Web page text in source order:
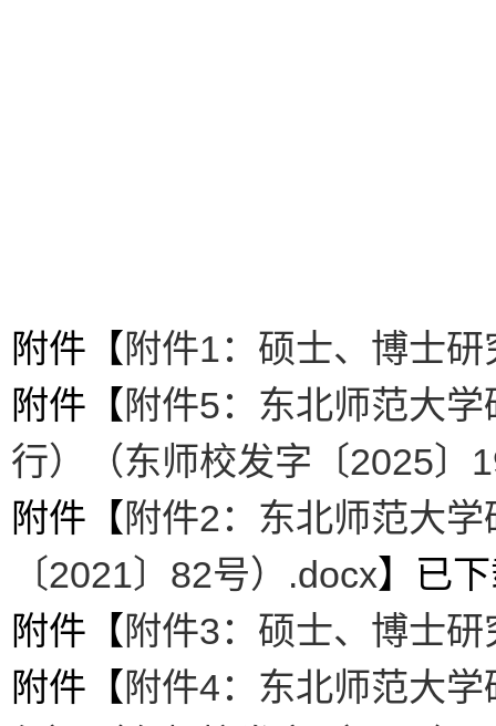
附件【 附件1：硕士、博士
附件【 附件5：东北师范大
行）（东师校发字〔2025〕
附件【 附件2：东北师范大
〔2021〕82号）.docx】已
附件【 附件3：硕士、博士
附件【 附件4：东北师范大